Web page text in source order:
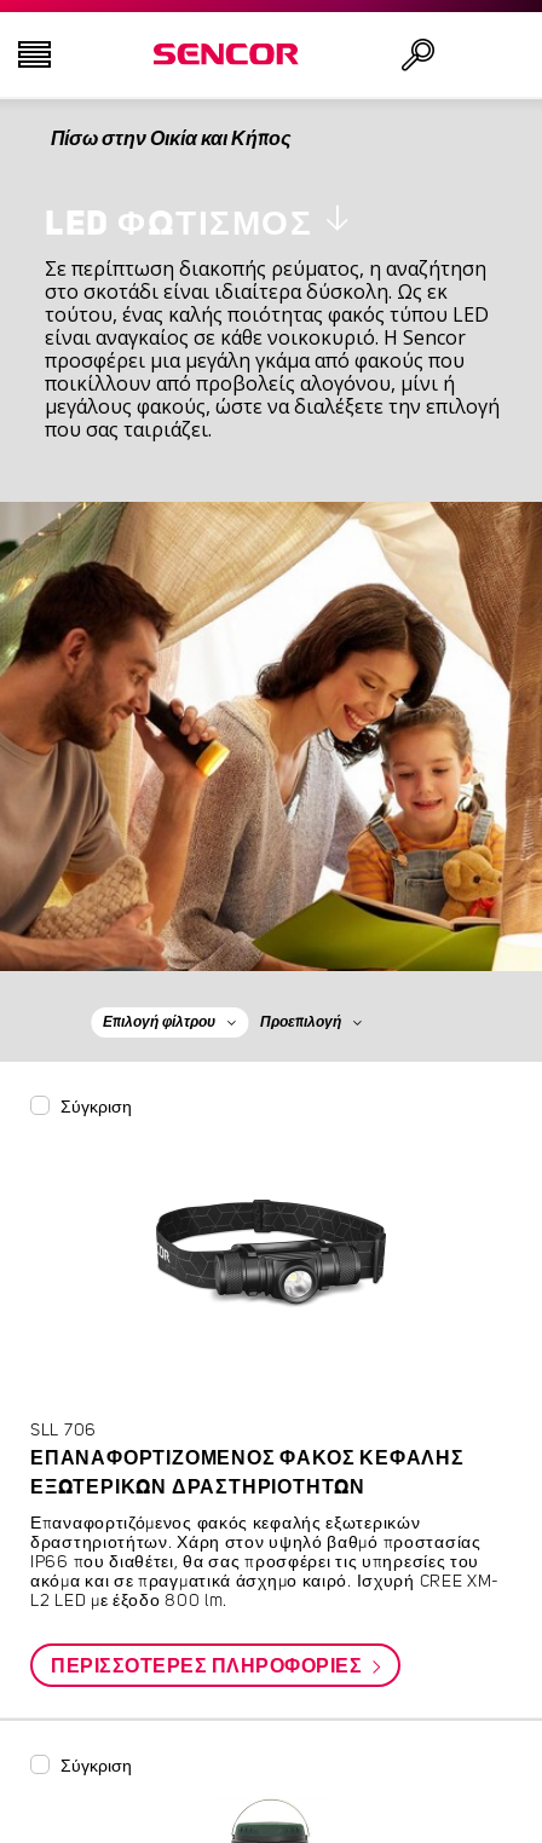
ΤΗΛΕΟΡΆΣΕΙΣ
ΕΙΚΌΝΑ & ΉΧΟΣ
ΟΙΚΙΑΚΌΣ ΕΞΟΠΛΙΣΜΌΣ
ΝΟΙΚΟΚΥΡΙΌ
ΥΓΕΊΑ ΚΑΙ ΟΜΟΡΦΙΆ
ΕΊΔΗ ΓΡΑΦΕΊΟΥ ΚΑΙ ΚΑΛΏΔΙΑ
Πίσω στην Οικία και Κήπος
LED ΦΩΤΙΣΜΌΣ
Σε περίπτωση διακοπής ρεύματος, η αναζήτηση
στο σκοτάδι είναι ιδιαίτερα δύσκολη. Ως εκ
τούτου, ένας καλής ποιότητας φακός τύπου LED
είναι αναγκαίος σε κάθε νοικοκυριό. Η Sencor
προσφέρει μια μεγάλη γκάμα από φακούς που
ποικίλλουν από προβολείς αλογόνου, μίνι ή
μεγάλους φακούς, ώστε να διαλέξετε την επιλογή
που σας ταιριάζει.
Επιλογή φίλτρου Προεπιλογή
Σύγκριση
SLL 706
ΕΠΑΝΑΦΟΡΤΙΖΌΜΕΝΟΣ ΦΑΚΌΣ ΚΕΦΑΛΉΣ
ΕΞΩΤΕΡΙΚΏΝ ΔΡΑΣΤΗΡΙΟΤΉΤΩΝ
Επαναφορτιζόμενος φακός κεφαλής εξωτερικών
δραστηριοτήτων. Χάρη στον υψηλό βαθμό προστασίας
IP66 που διαθέτει, θα σας προσφέρει τις υπηρεσίες του
ακόμα και σε πραγματικά άσχημο καιρό. Ισχυρή CREE XM-
L2 LED με έξοδο 800 lm.
ΠΕΡΙΣΣΌΤΕΡΕΣ ΠΛΗΡΟΦΟΡΊΕΣ
Σύγκριση